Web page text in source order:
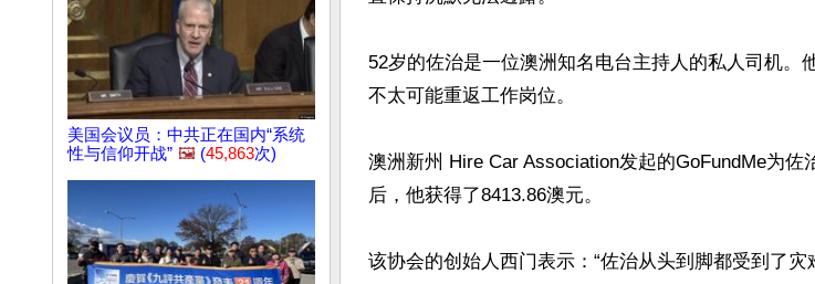
美国会议员：中共正在国内“系统
性与信仰开战” 🖼️ (45,863次)
52岁的佐治是一位澳洲知名电台主持人的私人司机。
不太可能重返工作岗位。
澳洲新州 Hire Car Association发起的GoFundMe为佐
后，他获得了8413.86澳元。
该协会的创始人西门表示：“佐治从头到脚都受到了灾